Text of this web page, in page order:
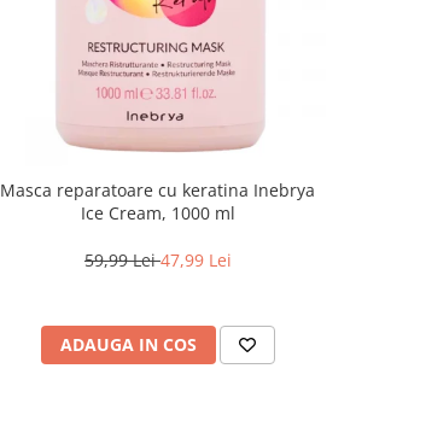
Masca reparatoare cu keratina Inebrya
Ice Cream, 1000 ml
59,99 Lei47,99 Lei
ADAUGA IN COS